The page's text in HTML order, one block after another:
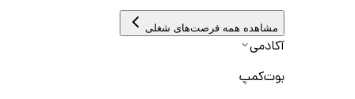
مشاهده همه فرصت‌های شغلی
آکادمی
بوت‌کمپ